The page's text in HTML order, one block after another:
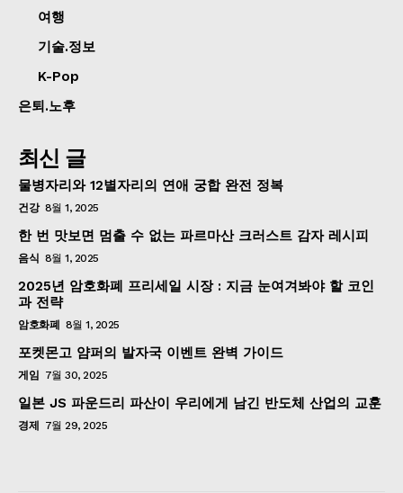
여행
기술.정보
K-Pop
은퇴.노후
최신 글
물병자리와 12별자리의 연애 궁합 완전 정복
건강 8월 1, 2025
한 번 맛보면 멈출 수 없는 파르마산 크러스트 감자 레시피
음식 8월 1, 2025
2025년 암호화폐 프리세일 시장 : 지금 눈여겨봐야 할 코인
과 전략
암호화폐 8월 1, 2025
포켓몬고 얌퍼의 발자국 이벤트 완벽 가이드
게임 7월 30, 2025
일본 JS 파운드리 파산이 우리에게 남긴 반도체 산업의 교훈
경제 7월 29, 2025